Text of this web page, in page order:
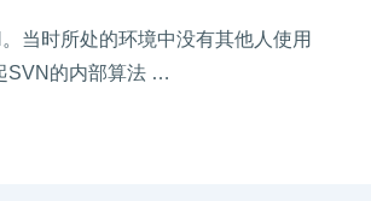
当时所处的环境中没有其他人使用
SVN的内部算法 …